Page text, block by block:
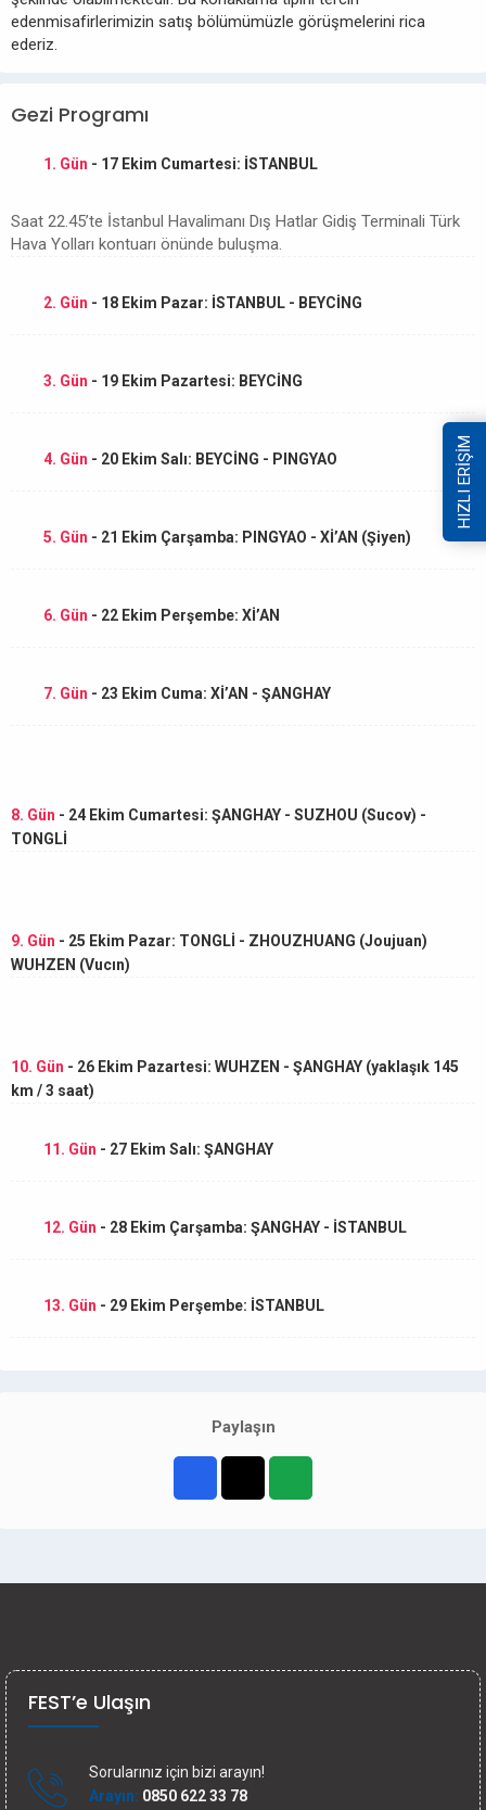
edenmisafirlerimizin satış bölümümüzle görüşmelerini rica
ederiz.
Gezi Programı
1. Gün - 17 Ekim Cumartesi: İSTANBUL
Saat 22.45’te İstanbul Havalimanı Dış Hatlar Gidiş Terminali Türk
Hava Yolları kontuarı önünde buluşma.
2. Gün - 18 Ekim Pazar: İSTANBUL - BEYCİNG
3. Gün - 19 Ekim Pazartesi: BEYCİNG
4. Gün - 20 Ekim Salı: BEYCİNG - PINGYAO
5. Gün - 21 Ekim Çarşamba: PINGYAO - Xİ’AN (Şiyen)
6. Gün - 22 Ekim Perşembe: Xİ’AN
7. Gün - 23 Ekim Cuma: Xİ’AN - ŞANGHAY
8. Gün - 24 Ekim Cumartesi: ŞANGHAY - SUZHOU (Sucov) -
TONGLİ
9. Gün - 25 Ekim Pazar: TONGLİ - ZHOUZHUANG (Joujuan)
WUHZEN (Vucın)
10. Gün - 26 Ekim Pazartesi: WUHZEN - ŞANGHAY (yaklaşık 145
km / 3 saat)
11. Gün - 27 Ekim Salı: ŞANGHAY
12. Gün - 28 Ekim Çarşamba: ŞANGHAY - İSTANBUL
13. Gün - 29 Ekim Perşembe: İSTANBUL
Paylaşın
HIZLI ERİŞİM
FEST’e Ulaşın
Sorularınız için bizi arayın!
Arayın: 0850 622 33 78